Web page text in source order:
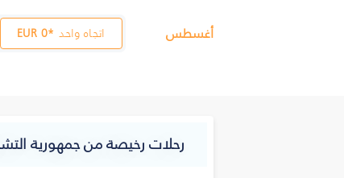
أغسطس اتجاه واحد EUR 0*
رحلات رخيصة من جمهورية